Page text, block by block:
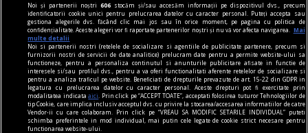
la fața timpului
Arta figurativă și teoria recapitulării
Totodată, ambele dezvăluie peisaje unice, de o
frumusețe nemaiîntîlnită.
Noi și partenerii noștri606 stocăm și/sau accesăm informații pe dispozitivul dvs., precum
identificatorii cookie unici pentru prelucrarea datelor cu caracter personal. Puteți accepta sau
gestiona alegerile dvs. făcând clic mai jos sau în orice moment, pe pagina cu politica de
confidențialitate. Aceste alegeri vor fi raportate partenerilor noștri și nu vă vor afecta navigarea.
Mai
multe detalii
Noi si partenerii nostri (retelele de socializare si agentiile de publicitate partenere, precum si
furnizorii nostri de servicii de date analitice) prelucram date pentru a permite website-ului sa
functioneze, pentru a personaliza continutul si anunturile publicitare afisate in functie de
interesele si/sau profilul dvs., pentru a va oferi functionalitati aferente retelelor de socializare si
pentru a analiza traficul pe website. Beneficiati de drepturile prevazute de art. 15-22 din GDPR in
legatura cu prelucrarea datelor cu caracter personal. Aceste drepturi pot fi exercitate prin
modalitatea indicataaici
. Prin click pe “ACCEPT TOATE”, acceptati folosirea tuturor Tehnologiilor de
tip Cookie, care implica inclusiv acceptul dvs. cu privire la stocarea/accesarea informatiilor de catre
Vendor-ii cu care colaboram. Prin click pe “VREAU SA MODIFIC SETARILE INDIVIDUAL” puteti
schimba preferintele in mod individual, mai putin cele legate de cookie strict necesare pentru
functionarea website-ului.